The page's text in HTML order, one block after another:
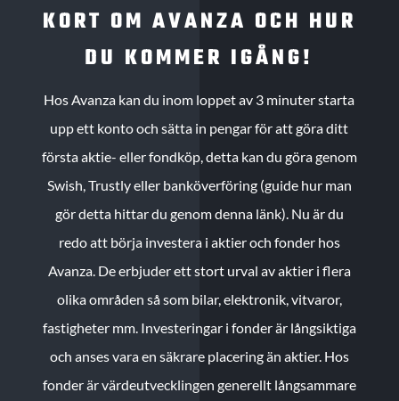
KORT OM AVANZA OCH HUR
DU KOMMER IGÅNG!
Hos Avanza kan du inom loppet av 3 minuter starta
upp ett konto och sätta in pengar för att göra ditt
första aktie- eller fondköp, detta kan du göra genom
Swish, Trustly eller banköverföring (guide hur man
gör detta hittar du genom denna länk). Nu är du
redo att börja investera i aktier och fonder hos
Avanza. De erbjuder ett stort urval av aktier i flera
olika områden så som bilar, elektronik, vitvaror,
fastigheter mm. Investeringar i fonder är långsiktiga
och anses vara en säkrare placering än aktier. Hos
fonder är värdeutvecklingen generellt långsammare